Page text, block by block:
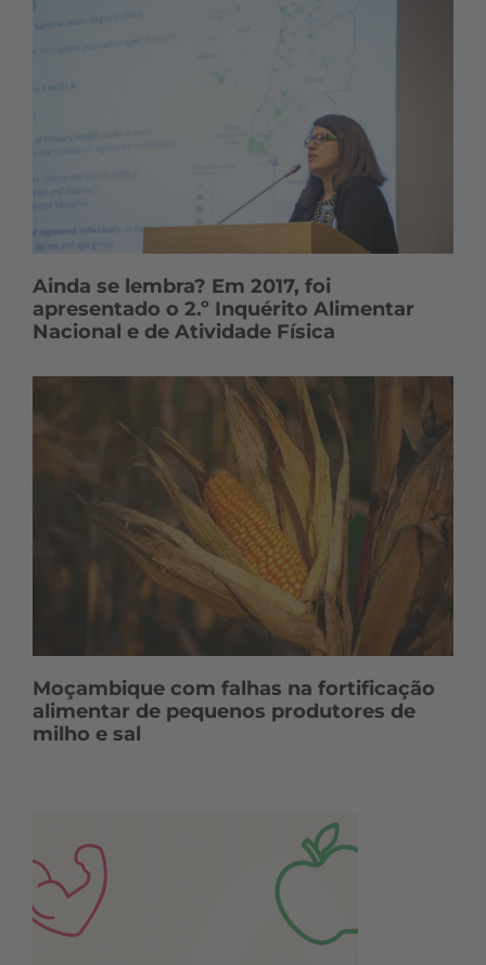
Ainda se lembra? Em 2017, foi
apresentado o 2.º Inquérito Alimentar
Nacional e de Atividade Física
Moçambique com falhas na fortificação
alimentar de pequenos produtores de
milho e sal